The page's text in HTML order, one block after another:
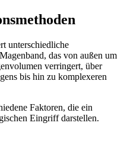
unterschiedliche
das von außen um
verringert, über
bis hin zu komplexeren
Faktoren, die ein
Eingriff darstellen.